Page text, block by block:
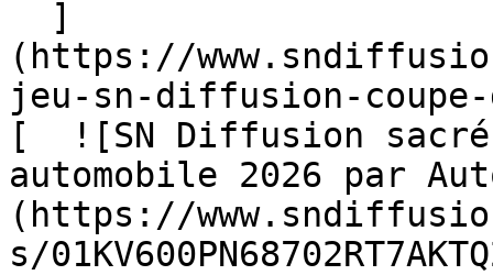
(https://
jeu-sn-diffusion-coupe-
[  ![SN Diffusion
automobile 2026 par
(https://
s/